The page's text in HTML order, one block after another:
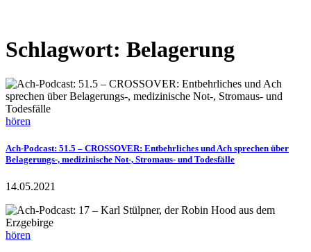
Schlagwort: Belagerung
hören
Ach-Podcast: 51.5 – CROSSOVER: Entbehrliches und Ach sprechen über
Belagerungs-, medizinische Not-, Stromaus- und Todesfälle
14.05.2021
hören